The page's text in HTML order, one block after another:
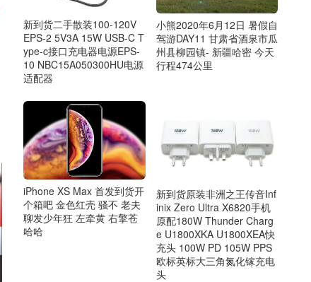
新到货二手散装100-120V
EPS-2 5V3A 15W USB-C T
ype-c接口充电器电源EPS-
10 NBC15A050300HU电源
适配器
小熊2020年6月12日 暑假自
驾游DAY11 甘肃省酒泉市瓜
州县柳园镇- 新疆哈密 今天
行程474公里
iPhone XS Max 首发到货开
个箱吧 金色红壳 骚不 老夫
聊发少年狂 左牵黄 右擎苍
哈哈
新到货原装非洲之王传音Inf
inix Zero Ultra X6820手机
原配180W Thunder Charg
e U1800XKA U1800XEA快
充头 100W PD 105W PPS
欧标英标大三角氮化镓充电
头